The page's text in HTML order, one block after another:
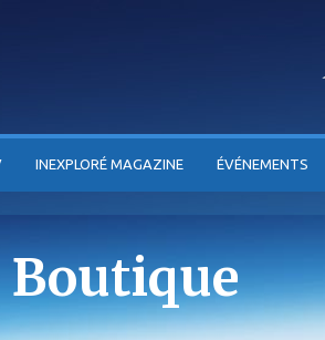
INEXPLORÉ MAGAZINE ÉVÉNEMENTS
Boutique